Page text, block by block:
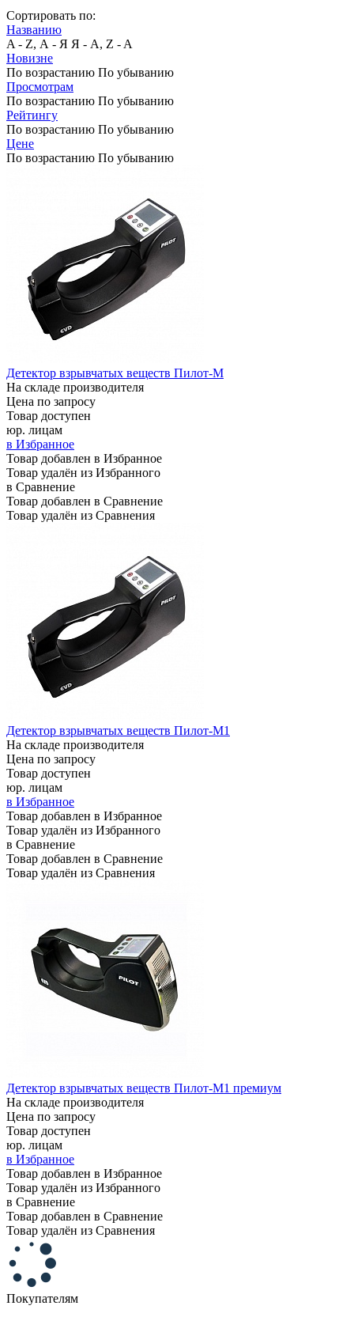
Сортировать по:
Названию
A - Z, А - Я Я - А, Z - A
Новизне
По возрастанию По убыванию
Просмотрам
По возрастанию По убыванию
Рейтингу
По возрастанию По убыванию
Цене
По возрастанию По убыванию
Детектор взрывчатых веществ Пилот-М
На складе производителя
Цена по запросу
Товар доступен
юр. лицам
в Избранное
Товар добавлен в Избранное
Товар удалён из Избранного
в Сравнение
Товар добавлен в Сравнение
Товар удалён из Сравнения
Детектор взрывчатых веществ Пилот-М1
На складе производителя
Цена по запросу
Товар доступен
юр. лицам
в Избранное
Товар добавлен в Избранное
Товар удалён из Избранного
в Сравнение
Товар добавлен в Сравнение
Товар удалён из Сравнения
Детектор взрывчатых веществ Пилот-М1 премиум
На складе производителя
Цена по запросу
Товар доступен
юр. лицам
в Избранное
Товар добавлен в Избранное
Товар удалён из Избранного
в Сравнение
Товар добавлен в Сравнение
Товар удалён из Сравнения
Покупателям